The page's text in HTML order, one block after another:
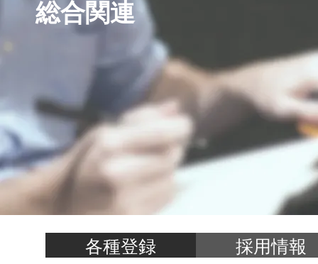
総合関連
各種登録 採用情報